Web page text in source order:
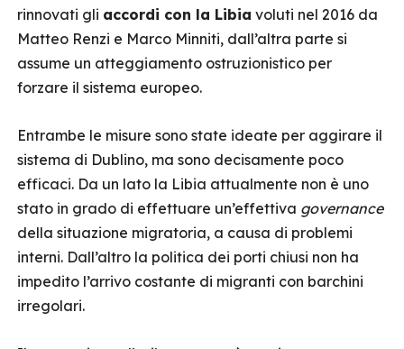
rinnovati gli accordi con la Libia voluti nel 2016 da
Matteo Renzi e Marco Minniti, dall’altra parte si
assume un atteggiamento ostruzionistico per
forzare il sistema europeo.
Entrambe le misure sono state ideate per aggirare il
sistema di Dublino, ma sono decisamente poco
efficaci. Da un lato la Libia attualmente non è uno
stato in grado di effettuare un’effettiva governance
della situazione migratoria, a causa di problemi
interni. Dall’altro la politica dei porti chiusi non ha
impedito l’arrivo costante di migranti con barchini
irregolari.